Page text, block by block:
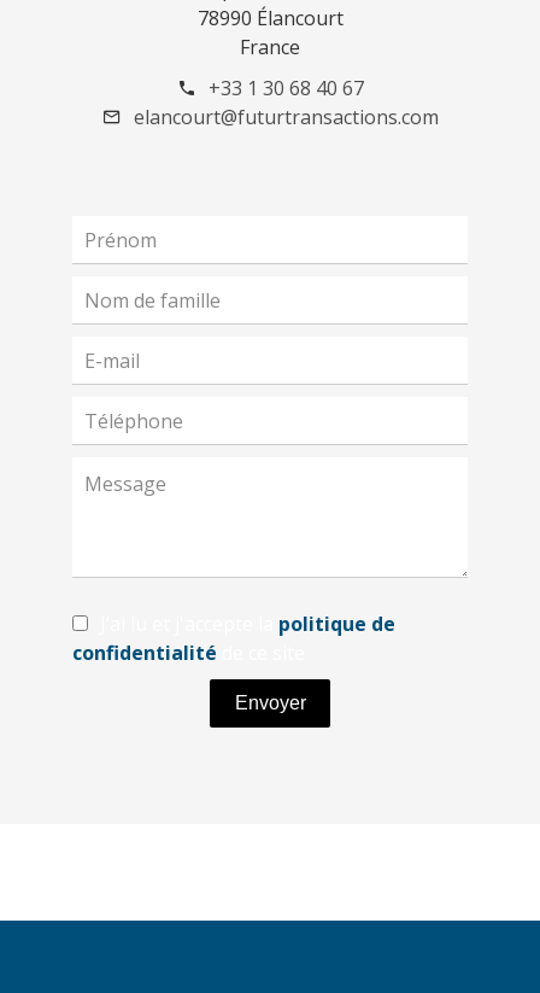
78990 Élancourt
France
+33 1 30 68 40 67
elancourt@futurtransactions.com
politique de
confidentialité
Envoyer